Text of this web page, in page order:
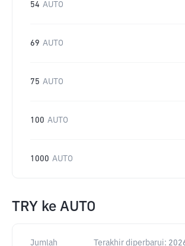
54 AUTO
69 AUTO
75 AUTO
100 AUTO
1000 AUTO
TRY ke AUTO
Jumlah Terakhir diperbarui: